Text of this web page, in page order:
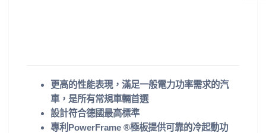
更高的性能表現，滿足一般電力功率需求的汽
車，是所有常規車輛首選
設計符合德國最高標準
專利PowerFrame ®極板提供可靠的冷起動功